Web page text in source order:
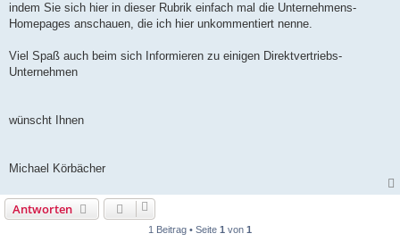
indem Sie sich hier in dieser Rubrik einfach mal die Unternehmens-
Homepages anschauen, die ich hier unkommentiert nenne.
Viel Spaß auch beim sich Informieren zu einigen Direktvertriebs-
Unternehmen
wünscht Ihnen
Michael Körbächer
Antworten
1 Beitrag • Seite 1 von 1